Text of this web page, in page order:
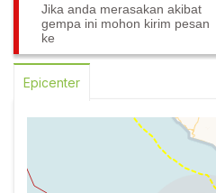
Jika anda merasakan akibat
gempa ini mohon kirim pesan
ke
Epicenter